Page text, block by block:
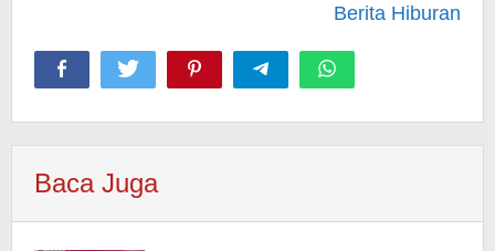
Berita Hiburan
Baca Juga